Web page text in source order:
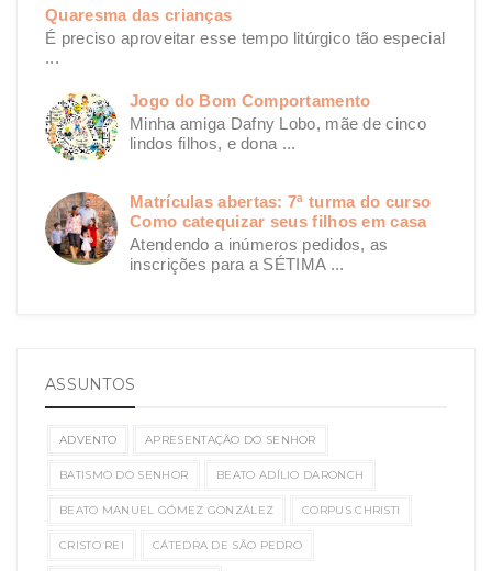
Quaresma das crianças
É preciso aproveitar esse tempo litúrgico tão especial
...
Jogo do Bom Comportamento
Minha amiga Dafny Lobo, mãe de cinco
lindos filhos, e dona ...
Matrículas abertas: 7ª turma do curso
Como catequizar seus filhos em casa
Atendendo a inúmeros pedidos, as
inscrições para a SÉTIMA ...
ASSUNTOS
ADVENTO APRESENTAÇÃO DO SENHOR
BATISMO DO SENHOR BEATO ADÍLIO DARONCH
BEATO MANUEL GÓMEZ GONZÁLEZ CORPUS CHRISTI
CRISTO REI CÁTEDRA DE SÃO PEDRO